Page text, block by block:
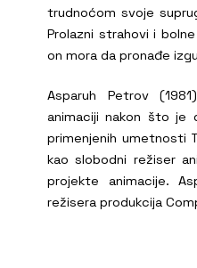
trudnoćom svoje
Prolazni strahovi i
on mora da pronađe
Asparuh Petrov
animaciji nakon što je
primenjenih umetnosti
kao slobodni režiser
projekte animacije.
režisera produkcija